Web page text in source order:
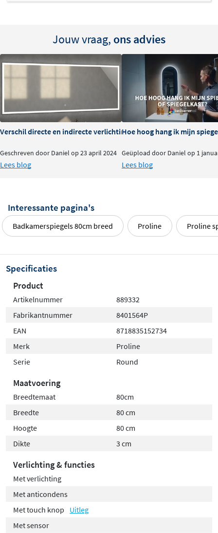
Jouw vraag, ons advies
Verschil directe en indirecte verlichting bij spiegels
Geschreven door Daniel op 23 april 2024
Lees blog
Hoe hoog hang ik mijn
Geüpload door Daniel op 1
Lees blog
Interessante pagina's
Badkamerspiegels 80cm breed Proline Proline
Specificaties
Product
Artikelnummer
889332
Fabrikantnummer
8401564P
EAN
8718835152734
Merk
Proline
Serie
Round
Maatvoering
Breedtemaat
80cm
Breedte
80 cm
Hoogte
80 cm
Dikte
3 cm
Verlichting & functies
Met verlichting
Met anticondens
Met touch knop
Uitleg
Met sensor